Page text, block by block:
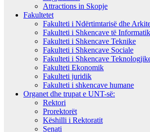
Attractions in Skopje
Fakultetet
Fakulteti i Ndërtimtarisë dhe
Fakulteti i Shkencave të
Fakulteti i Shkencave Teknike
Fakulteti i Shkencave Sociale
Fakulteti i Shkencave
Fakulteti Ekonomik
Fakulteti juridik
Fakulteti i shkencave humane
Organet dhe trupat e UNT-së:
Rektori
Prorektorët
Këshilli i Rektoratit
Senati